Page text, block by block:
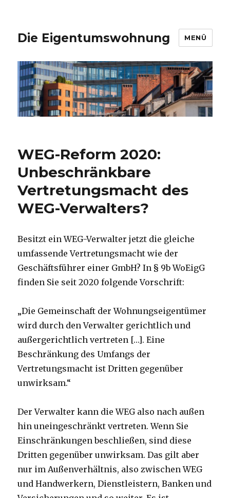
Die Eigentumswohnung MENÜ
WEG-Reform 2020:
Unbeschränkbare
Vertretungsmacht des
WEG-Verwalters?
Besitzt ein WEG-Verwalter jetzt die gleiche
umfassende Vertretungsmacht wie der
Geschäftsführer einer GmbH? In § 9b WoEigG
finden Sie seit 2020 folgende Vorschrift:
„Die Gemeinschaft der Wohnungseigentümer
wird durch den Verwalter gerichtlich und
außergerichtlich vertreten […]. Eine
Beschränkung des Umfangs der
Vertretungsmacht ist Dritten gegenüber
unwirksam.“
Der Verwalter kann die WEG also nach außen
hin uneingeschränkt vertreten. Wenn Sie
Einschränkungen beschließen, sind diese
Dritten gegenüber unwirksam. Das gilt aber
nur im Außenverhältnis, also zwischen WEG
und Handwerkern, Dienstleistern, Banken und